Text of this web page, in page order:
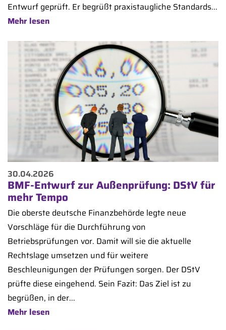
Entwurf geprüft. Er begrüßt praxistaugliche Standards...
Mehr lesen
30.04.2026
BMF-Entwurf zur Außenprüfung: DStV für
mehr Tempo
Die oberste deutsche Finanzbehörde legte neue
Vorschläge für die Durchführung von
Betriebsprüfungen vor. Damit will sie die aktuelle
Rechtslage umsetzen und für weitere
Beschleunigungen der Prüfungen sorgen. Der DStV
prüfte diese eingehend. Sein Fazit: Das Ziel ist zu
begrüßen, in der...
Mehr lesen